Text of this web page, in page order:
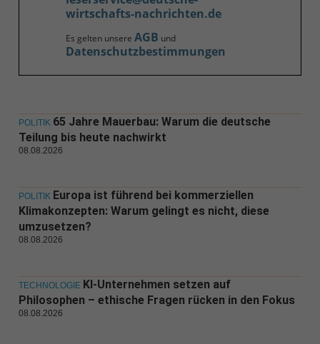
wirtschafts-nachrichten.de
Es gelten unsere AGB und
Datenschutzbestimmungen
POLITIK 65 Jahre Mauerbau: Warum die deutsche
Teilung bis heute nachwirkt
08.08.2026
POLITIK Europa ist führend bei kommerziellen
Klimakonzepten: Warum gelingt es nicht, diese
umzusetzen?
08.08.2026
TECHNOLOGIE KI-Unternehmen setzen auf
Philosophen – ethische Fragen rücken in den Fokus
08.08.2026